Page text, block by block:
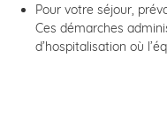
Pour votre séjour,
Ces démarches
d’hospitalisation où